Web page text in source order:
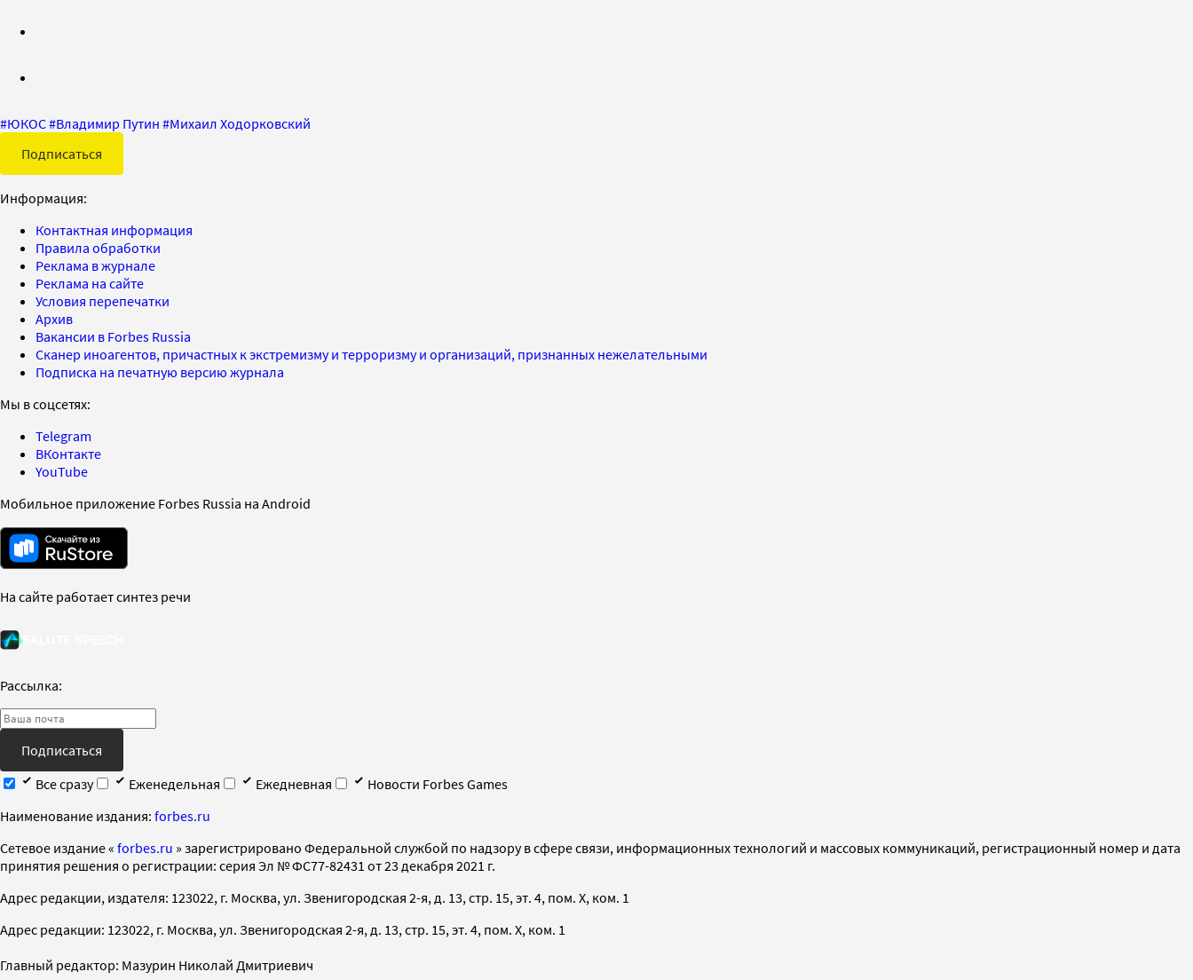
#ЮКОС#Владимир Путин #Михаил Ходорковский
Подписаться
Информация:
Контактная информация
Правила обработки
Реклама в журнале
Реклама на сайте
Условия перепечатки
Архив
Вакансии в Forbes Russia
Сканер иноагентов, причастных к экстремизму и терроризму и организаций, признанных нежелательными
Подписка на печатную версию журнала
Мы в соцсетях:
Telegram
ВКонтакте
YouTube
Мобильное приложение Forbes Russia на Android
На сайте работает синтез речи
Рассылка:
Подписаться
Все сразу
Еженедельная Ежедневная
Новости Forbes Games
Наименование издания: forbes.ru
Cетевое издание « forbes.ru » зарегистрировано Федеральной службой по надзору в сфере связи, информационных технологий и массовых коммуникаций, регистрационный номер и дата
принятия решения о регистрации: серия Эл № ФС77-82431 от 23 декабря 2021 г.
Адрес редакции, издателя: 123022, г. Москва, ул. Звенигородская 2-я, д. 13, стр. 15, эт. 4, пом. X, ком. 1
Адрес редакции: 123022, г. Москва, ул. Звенигородская 2-я, д. 13, стр. 15, эт. 4, пом. X, ком. 1
Главный редактор: Мазурин Николай Дмитриевич